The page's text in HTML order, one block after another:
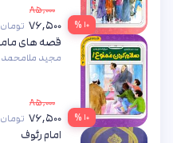
۱۰ %
۸۵,۰۰۰
۷۶,۵۰۰ تومان
۱۰ %
قصه های مامان جونی
مجید
۸۵,۰۰۰
۷۶,۵۰۰ تومان
امام رئوف